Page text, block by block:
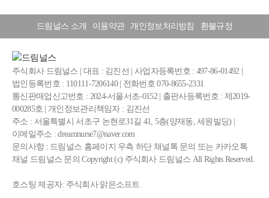
드림널스 소개 이용약관 개인정보처리방침 환불규정
주식회사 드림널스 | 대표 : 김진선 | 사업자등록번호 : 497-86-01492 |
법인등록번호 : 110111-7206140 | 전화번호 070-8655-2331
통신판매업신고번호 : 2024-서울서초-0152 | 출판사등록번호 : 제2019-
000285호 | 개인정보관리책임자 : 김진선
주소 : 서울특별시 서초구 논현로31길 41, 5층(양재동, 세원빌딩) |
이메일주소 : dreamnurse7@naver.com
문의사항 : 드림널스 홈페이지 우측 하단 채널톡 문의 또는 카카오톡
채널 드림널스 문의 Copyright (c) 주식회사 드림널스 All Rights Reserved.
호스팅 제공자: 주식회사 맑은소프트